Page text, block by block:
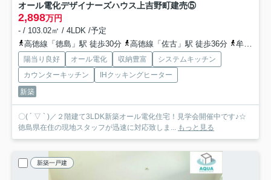
オール電化デザイナーズハウス上吉野町建売⑤
2,898万円
- / 103.02㎡ / 4LDK /予定
高徳線「徳島」駅 徒歩30分
高徳線「佐古」駅 徒歩36分 牟岐線「阿波富田」駅 徒歩36分
陽当り良好 オール電化 収納豊富
システムキッチン
カウンターキッチン
IHクッキングヒーター
新築
〇( ´ ▽ ` )／２階建て3LDK新築オール電化住宅！見学会開催中です♪☆
徳島県在住の現地スタッフが迅速に対応致しま... もっと見る
新築一戸建